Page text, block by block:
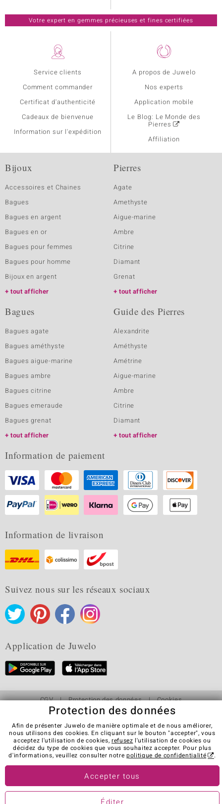
Service clients
Comment commander
Certificat d'authenticité
Cadeaux de bienvenue
Information sur l'expédition
A propos de Juwelo
Nos experts
Application mobile
Le Blog: Le Monde des
Pierres
Affiliation
Votre expert en gemmes précieuses et fines certifiées
Bijoux
Accessoires et Chaines
Bagues
Bagues en argent
Bagues en or
Bagues pour femmes
Bagues pour homme
Bijoux en argent
tout afficher
Pierres
Agate
Amethyste
Aigue-marine
Ambre
Citrine
Diamant
Grenat
tout afficher
Bagues
Bagues agate
Bagues améthyste
Bagues aigue-marine
Bagues ambre
Bagues citrine
Bagues emeraude
Bagues grenat
tout afficher
Guide des Pierres
Alexandrite
Améthyste
Amétrine
Aigue-marine
Ambre
Citrine
Diamant
tout afficher
Information de paiement
Information de livraison
Suivez nous sur les réseaux sociaux
Application de Juwelo
CGV Protection des données
Cookies
Mentions légales
Contact
Révocation du contrat
Visit our stores in other countries:
Protection des données
Afin de présenter Juwelo de manière optimale et de nous améliorer,
nous utilisons des cookies. En cliquant sur le bouton "accepter", vous
acceptez l'utilisation de cookies, refusez l'utilisation de cookies ou
décidez du type de cookies que vous souhaitez accepter. Pour plus
d'informations, veuillez consulter notrepolitique de confidentialité .
Accepter tous